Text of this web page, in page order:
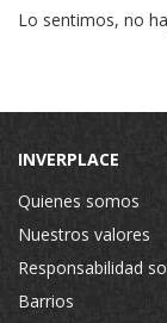
Lo sentimos, no
INVERPLACE
Quienes somos
Nuestros valores
Responsabilidad
Barrios